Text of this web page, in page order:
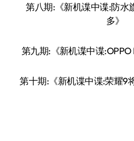
第八期:《新机谍中谍:防水
多》
第九期:《新机谍中谍:OPPO
第十期:《新机谍中谍:荣耀9